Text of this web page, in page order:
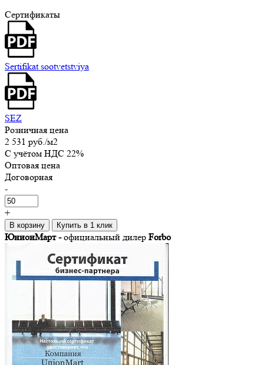
Сертификаты
Sertifikat sootvetstviya
SEZ
Розничная цена
2 531 руб./м2
C учётом НДС 22%
Оптовая цена
Договорная
-
+
В корзину Купить в 1 клик
ЮнионМарт -официальный дилер Forbo